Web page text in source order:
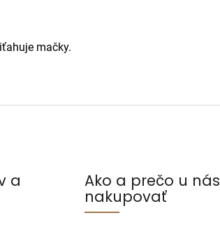
mačky.
a Ako a prečo u nás
nakupovať